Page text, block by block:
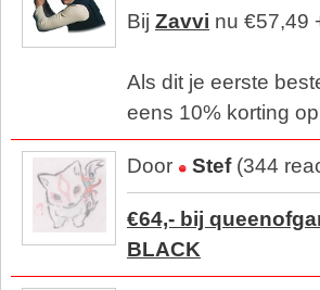
Bij Zavvi nu €57,49
Als dit je eerste
eens 10% korting
Door Stef(344
€64,- bij
BLACK